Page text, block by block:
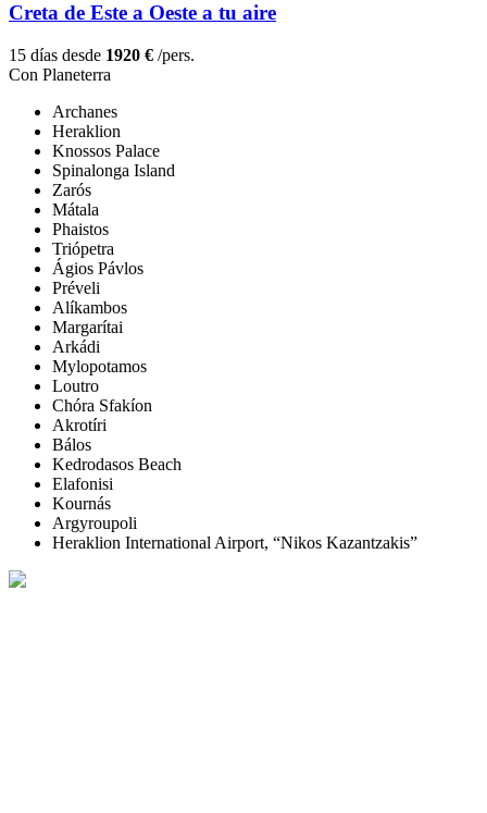
Creta de Este a Oeste a tu aire
15 días desde 1920 € /pers.
Con Planeterra
Archanes
Heraklion
Knossos Palace
Spinalonga Island
Zarós
Mátala
Phaistos
Triópetra
Ágios Pávlos
Préveli
Alíkambos
Margarítai
Arkádi
Mylopotamos
Loutro
Chóra Sfakíon
Akrotíri
Bálos
Kedrodasos Beach
Elafonisi
Kournás
Argyroupoli
Heraklion International Airport, “Nikos Kazantzakis”